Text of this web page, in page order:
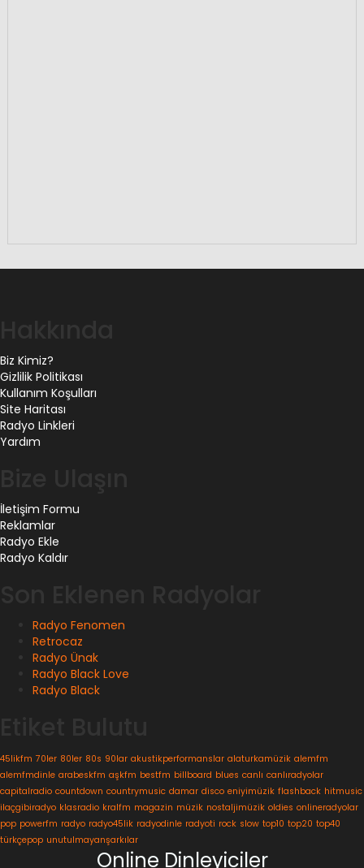
Biz Kimiz?
Gizlilik Politikası
Kullanım Koşulları
Site Haritası
Radyo Linkleri
Yardım
İletişim Formu
Reklamlar
Radyo Ekle
Radyo Kaldır
Radyo Fenomen
Retrocaz
Radyo Ünak
Radyo Black Love
Radyo Black
45likfm 70ler 80ler 80s 90lar akustikperformanslar alaturkamüzik alemfm
alemfmdinle arabeskfm aşkfm bestfm billboard blues canlı canlıradyolar
capitalradio countdown countrymusic damar disco eniyimüzik flashback hitmusic
ilaçgibiradyo klasradio kralfm magazin müzik nostaljimüzik oldies onlineradyolar
pop powerfm radyo radyo45lik radyodinle radyoti rock slow top10 top20 top40
türkçepop unutulmayanşarkılar
Online Dinleyiciler